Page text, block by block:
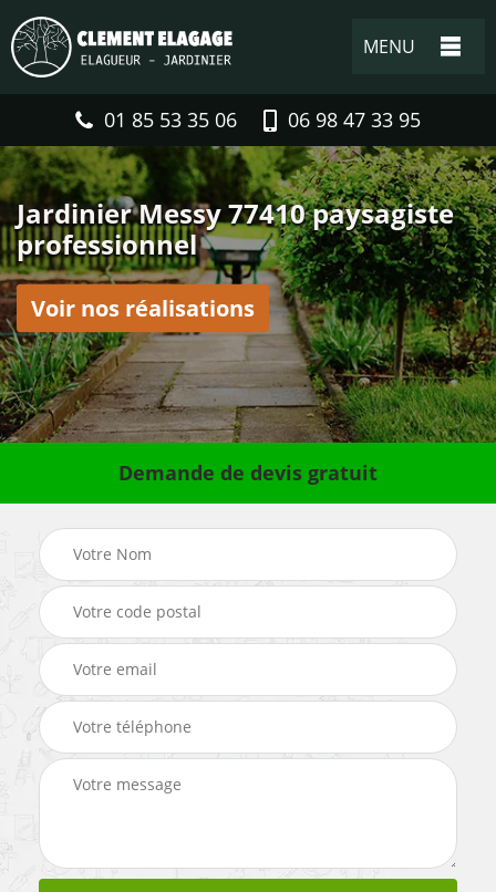
MENU
01 85 53 35 06 06 98 47 33 95
Jardinier Messy 77410 paysagiste
professionnel
Voir nos réalisations
Demande de devis gratuit